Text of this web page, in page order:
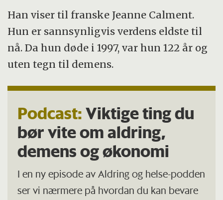
Han viser til franske Jeanne Calment.
Hun er sannsynligvis verdens eldste til
nå. Da hun døde i 1997, var hun 122 år og
uten tegn til demens.
Podcast: Viktige ting du
bør vite om aldring,
demens og økonomi
I en ny episode av Aldring og helse-podden
ser vi nærmere på hvordan du kan bevare